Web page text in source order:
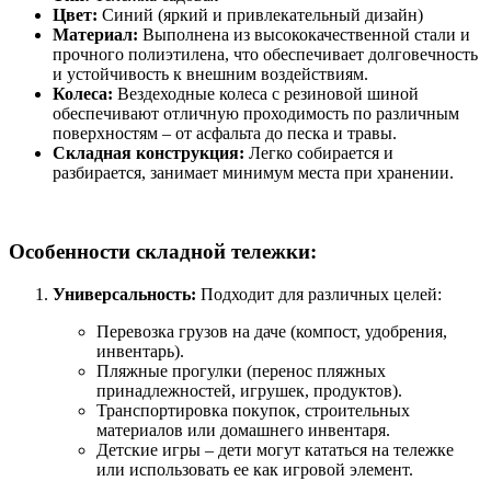
Цвет: Синий (яркий и привлекательный дизайн)
Материал: Выполнена из высококачественной стали и
прочного полиэтилена, что обеспечивает долговечность
и устойчивость к внешним воздействиям.
Колеса: Вездеходные колеса с резиновой шиной
обеспечивают отличную проходимость по различным
поверхностям – от асфальта до песка и травы.
Складная конструкция: Легко собирается и
разбирается, занимает минимум места при хранении.
Особенности складной тележки:
Универсальность: Подходит для различных целей:
Перевозка грузов на даче (компост, удобрения,
инвентарь).
Пляжные прогулки (перенос пляжных
принадлежностей, игрушек, продуктов).
Транспортировка покупок, строительных
материалов или домашнего инвентаря.
Детские игры – дети могут кататься на тележке
или использовать ее как игровой элемент.